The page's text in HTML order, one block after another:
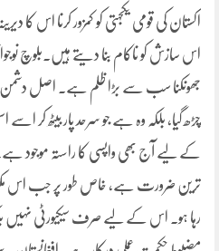
اکستان کی قومی یکجہتی کو کمزور کرنا اس کا
اس سازش کو ناکام بنا دیتے ہیں۔بلوچ
جھونکنا سب سے بڑا ظلم ہے۔ اصل دشمن
چڑھ گیا، بلکہ وہ ہے جو سرحد پار بیٹھ کر اسے
کے لیے آج بھی واپسی کا راستہ موجود
ترین ضرورت ہے، خاص طور پر جب اس
رہا ہو۔ اس کے لیے صرف سیکیورٹی نہیں